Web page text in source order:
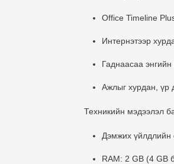
Office Timeline
Интернэтээр
Гаднаасаа
Ажлыг хурдан, үр
Техникийн мэдээлэл
Дэмжих үйлдлийн
RAM: 2 GB (4 GB